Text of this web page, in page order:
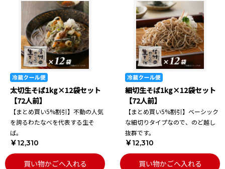
太切生そば1kg×12袋セット
【72人前】
【まとめ買い5%割引】不動の人気
を誇るわたなべを代表する生そ
ば。
￥12,310
買い物かごへ入れる
細切生そば1kg×12袋セット
【72人前】
【まとめ買い5%割引】ベーシック
な細切りタイプなので、のど越し
抜群です。
￥12,310
買い物かごへ入れる